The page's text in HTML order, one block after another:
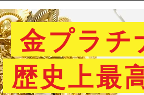
金プラチ
歴史上最